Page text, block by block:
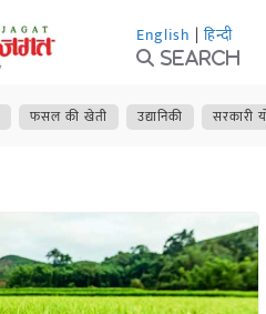
English | हिन्दी
Search
फसल की खेती उद्यानिकी सरकारी